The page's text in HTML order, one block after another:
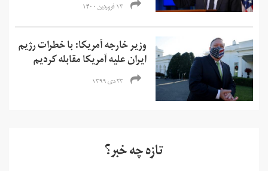
۱۳ فروردین ۱۴۰۰
وزیر خارجه آمریکا: با خطرات رژیم
ایران علیه آمریکا مقابله کردیم
۲۳ دی ۱۳۹۹
تازه چه خبر؟